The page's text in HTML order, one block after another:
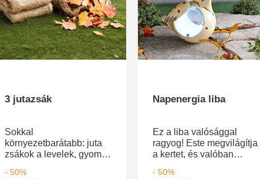
3 jutazsák
Sokkal
környezetbarátabb: juta
zsákok a levelek, gyomok
ártalmatlanítására! Sokat
- 50%
Napenergia liba
Ez a liba valósággal
ragyog! Este megvilágítja
a kertet, és valóban
látványt nyújt.
- 50%